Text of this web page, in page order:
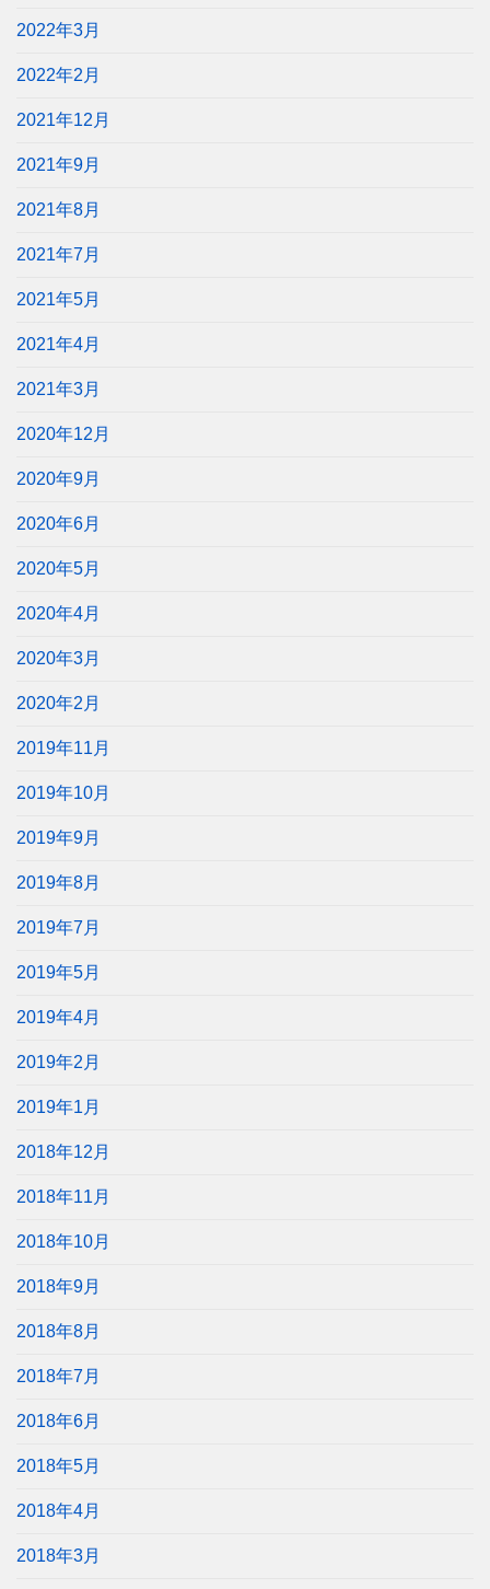
2022年3月
2022年2月
2021年12月
2021年9月
2021年8月
2021年7月
2021年5月
2021年4月
2021年3月
2020年12月
2020年9月
2020年6月
2020年5月
2020年4月
2020年3月
2020年2月
2019年11月
2019年10月
2019年9月
2019年8月
2019年7月
2019年5月
2019年4月
2019年2月
2019年1月
2018年12月
2018年11月
2018年10月
2018年9月
2018年8月
2018年7月
2018年6月
2018年5月
2018年4月
2018年3月